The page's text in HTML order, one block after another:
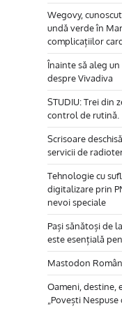
Wegovy,
undă verde în
complicațiilor
Înainte să aleg
despre Vivadiva
STUDIU: Trei din
control de rutină.
Scrisoare
servicii de
Tehnologie cu
digitalizare prin
nevoi speciale
Pași sănătoși de
este esențială
Mastodon
Oameni, destine,
„Povești Nespuse